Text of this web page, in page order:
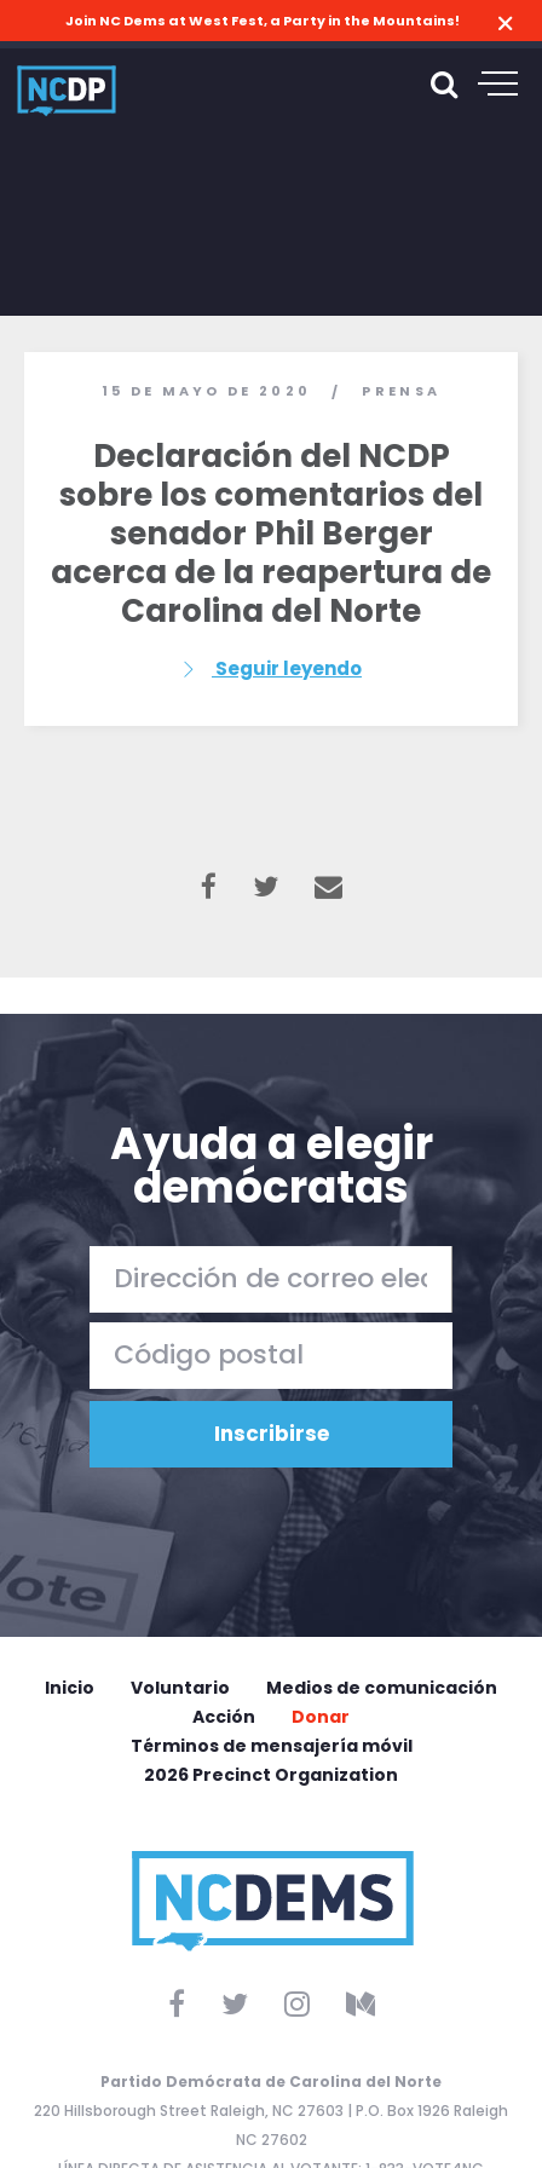
Inicio
Shop
Trabaja con nosotros
Pulse
Su fiesta
Acción
Vote
Donar
Join NC Dems at West Fest, a Party in the Mountains!
15 DE MAYO DE 2020 / PRENSA
Declaración del NCDP
sobre los comentarios del
senador Phil Berger
acerca de la reapertura de
Carolina del Norte
Seguir leyendo
Ayuda a elegir
demócratas
Inicio Voluntario
Medios de comunicación
Acción
Donar
Términos de mensajería móvil
2026 Precinct Organization
Partido Demócrata de Carolina del Norte
220 Hillsborough Street Raleigh, NC 27603 | P.O. Box 1926 Raleigh
NC 27602